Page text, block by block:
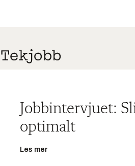
Jobbintervjuet:
optimalt
Les mer